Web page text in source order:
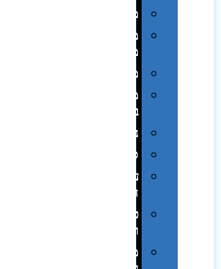
מחברות
מחזיקי
מפתחות
משחקים
מתנה
בפחית
נסיעות
ספורט
על
השולחן…
פינוק
וספא
מזוודות